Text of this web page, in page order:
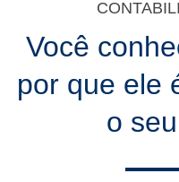
Você
por que ele
o